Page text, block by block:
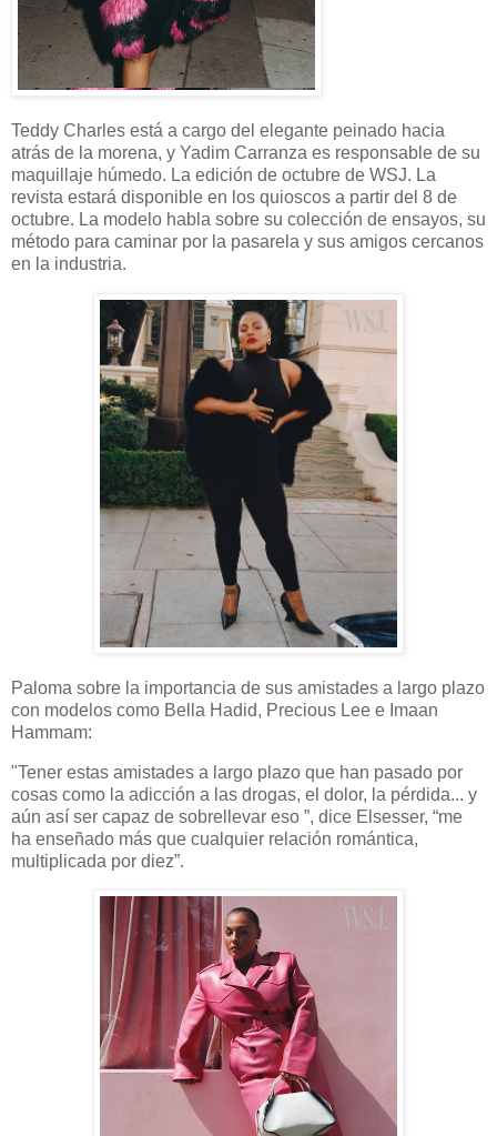
Teddy Charles está a cargo del elegante peinado hacia
atrás de la morena, y Yadim Carranza es responsable de su
maquillaje húmedo. La edición de octubre de WSJ. La
revista estará disponible en los quioscos a partir del 8 de
octubre. La modelo habla sobre su colección de ensayos, su
método para caminar por la pasarela y sus amigos cercanos
en la industria.
Paloma sobre la importancia de sus amistades a largo plazo
con modelos como Bella Hadid, Precious Lee e Imaan
Hammam:
"Tener estas amistades a largo plazo que han pasado por
cosas como la adicción a las drogas, el dolor, la pérdida... y
aún así ser capaz de sobrellevar eso ”, dice Elsesser, “me
ha enseñado más que cualquier relación romántica,
multiplicada por diez”.